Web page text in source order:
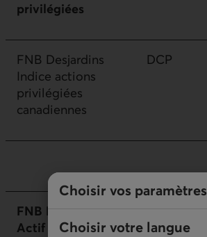
Choisir vos paramètres
Choisir votre langue
privilégiées
FNB Desjardins
Indice actions
privilégiées
canadiennes
DCP
FNB Desjardins
Actif